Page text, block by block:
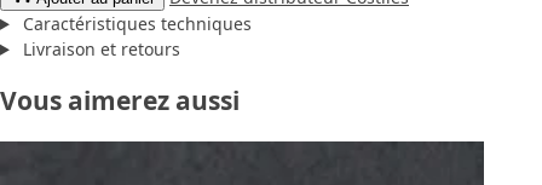
Caractéristiques techniques
Livraison et retours
Vous aimerez aussi